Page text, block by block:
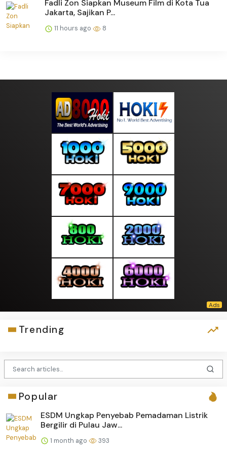
Fadli Zon Siapkan Museum Film di Kota Tua
Jakarta, Sajikan P...
11 hours ago 8
Trending
Popular
ESDM Ungkap Penyebab Pemadaman Listrik
Bergilir di Pulau Jaw...
1 month ago 393